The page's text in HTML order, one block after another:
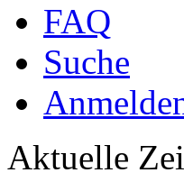
FAQ
Suche
Aktuelle